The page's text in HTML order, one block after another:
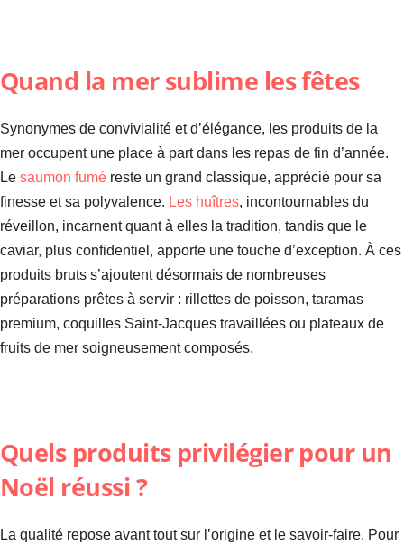
Quand la mer sublime les fêtes
Synonymes de convivialité et d’élégance, les produits de la
mer occupent une place à part dans les repas de fin d’année.
Le saumon fumé reste un grand classique, apprécié pour sa
finesse et sa polyvalence. Les huîtres, incontournables du
réveillon, incarnent quant à elles la tradition, tandis que le
caviar, plus confidentiel, apporte une touche d’exception. À ces
produits bruts s’ajoutent désormais de nombreuses
préparations prêtes à servir : rillettes de poisson, taramas
premium, coquilles Saint-Jacques travaillées ou plateaux de
fruits de mer soigneusement composés.
Quels produits privilégier pour un
Noël réussi ?
La qualité repose avant tout sur l’origine et le savoir-faire. Pour